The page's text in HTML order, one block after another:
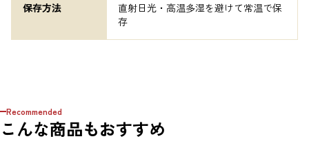
保存方法
直射日光・高温多湿を避けて常温で保
存
Recommended
こんな商品もおすすめ